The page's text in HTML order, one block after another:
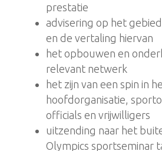
prestatie
advisering op het
en de vertaling hiervan
het opbouwen en
relevant netwerk
het zijn van een spin in
hoofdorganisatie,
officials en vrijwilligers
uitzending naar het
Olympics sportseminar